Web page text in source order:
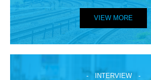
VIEW MORE
-　INTERVIEW　-